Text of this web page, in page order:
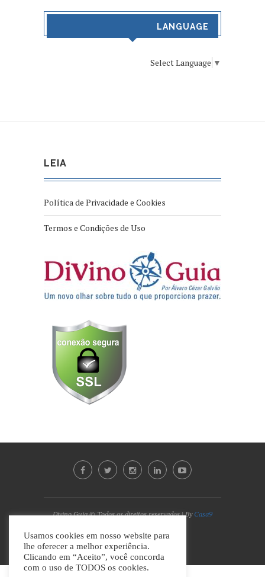
LANGUAGE
Select Language ▼
LEIA
Política de Privacidade e Cookies
Termos e Condições de Uso
Divino Guia © Todos os direitos reservados | By Casa9
VOLTAR AO TOPO
Usamos cookies em nosso website para
lhe oferecer a melhor experiência.
Clicando em “Aceito”, você concorda
com o uso de TODOS os cookies.